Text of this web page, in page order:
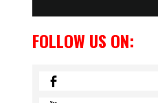
FOLLOW US ON: